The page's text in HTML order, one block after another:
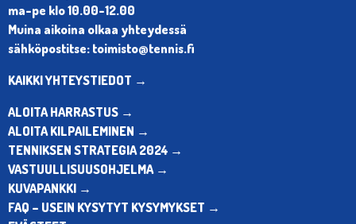
ma-pe klo 10.00-12.00
Muina aikoina olkaa yhteydessä
sähköpostitse: toimisto@tennis.fi
KAIKKI YHTEYSTIEDOT →
ALOITA HARRASTUS →
ALOITA KILPAILEMINEN →
TENNIKSEN STRATEGIA 2024 →
VASTUULLISUUSOHJELMA →
KUVAPANKKI →
FAQ – USEIN KYSYTYT KYSYMYKSET →